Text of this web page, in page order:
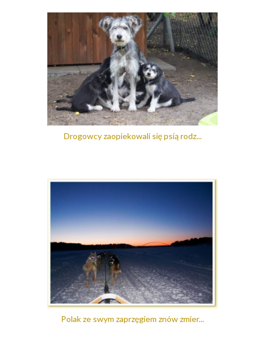
Drogowcy zaopiekowali się psią rodz...
Polak ze swym zaprzęgiem znów zmier...